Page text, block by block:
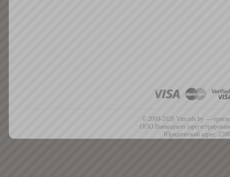
© 2009-2026 Vincode.by —
ООО Винкодавто
Юридический адрес: